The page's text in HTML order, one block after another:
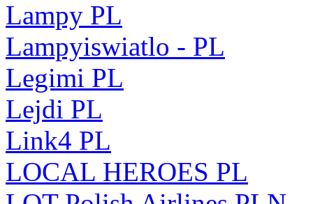
Lampy PL
Lampyiswiatlo - PL
Legimi PL
Lejdi PL
Link4 PL
LOCAL HEROES PL